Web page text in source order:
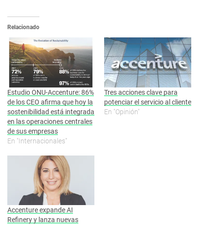
Relacionado
Estudio ONU-Accenture: 86%
de los CEO afirma que hoy la
sostenibilidad está integrada
en las operaciones centrales
de sus empresas
En "Internacionales"
Tres acciones clave para
potenciar el servicio al cliente
En "Opinión"
Accenture expande AI
Refinery y lanza nuevas